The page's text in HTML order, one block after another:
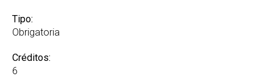
Tipo:
Obrigatoria
Créditos:
6